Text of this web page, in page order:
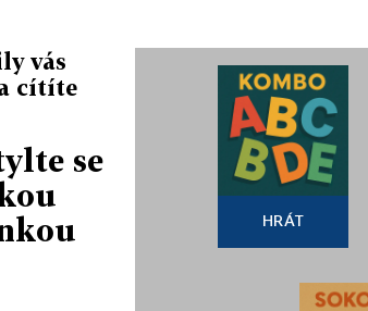
vás
cítíte
se
HRÁT